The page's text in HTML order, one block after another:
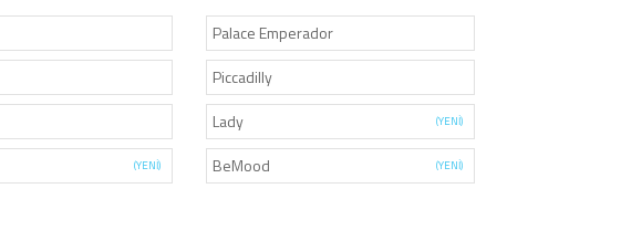
Palace Emperador
Piccadilly
Lady (YENİ)
(YENİ) BeMood (YENİ)